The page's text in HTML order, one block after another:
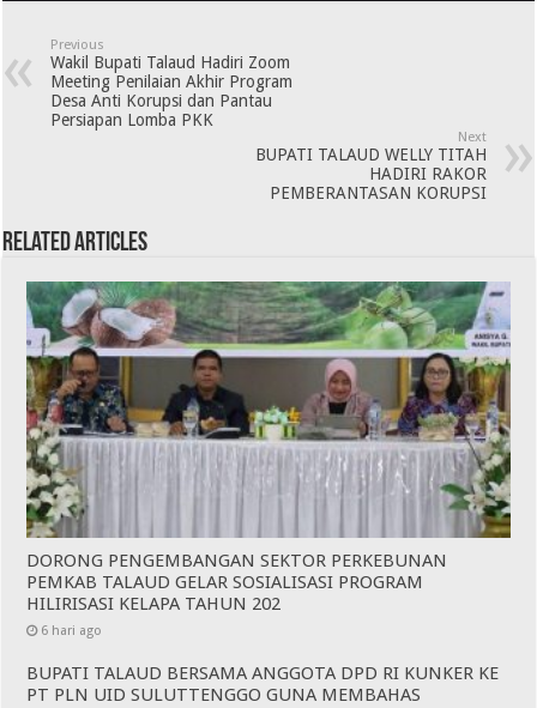
Previous
Wakil Bupati Talaud Hadiri Zoom
Meeting Penilaian Akhir Program
Desa Anti Korupsi dan Pantau
Persiapan Lomba PKK
Next
BUPATI TALAUD WELLY TITAH
HADIRI RAKOR
PEMBERANTASAN KORUPSI
Related Articles
DORONG PENGEMBANGAN SEKTOR PERKEBUNAN
PEMKAB TALAUD GELAR SOSIALISASI PROGRAM
HILIRISASI KELAPA TAHUN 202
6 hari ago
BUPATI TALAUD BERSAMA ANGGOTA DPD RI KUNKER KE
PT PLN UID SULUTTENGGO GUNA MEMBAHAS